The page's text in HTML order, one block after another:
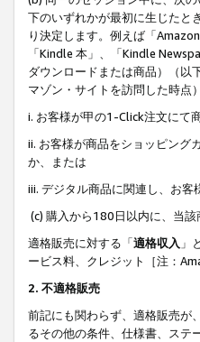
下のいずれかが最初に生じたと
り決定します。例えば「
「Kindle 本」、「Kindle
ダウンロードまたは商品）（以
マゾン・サイトを訪問した時点
i. お客様が甲の1-Click注文にて
ii. お客様が商品をショッピング
か、または
iii. デジタル商品に関連し、お
(c) 購入から180日以内に、当
適格販売に対する「適格収入 」
ービス料、クレジット［注：
2. 不適格販売
前記にも関わらず、適格販売が
るその他の条件、仕様書、ステ